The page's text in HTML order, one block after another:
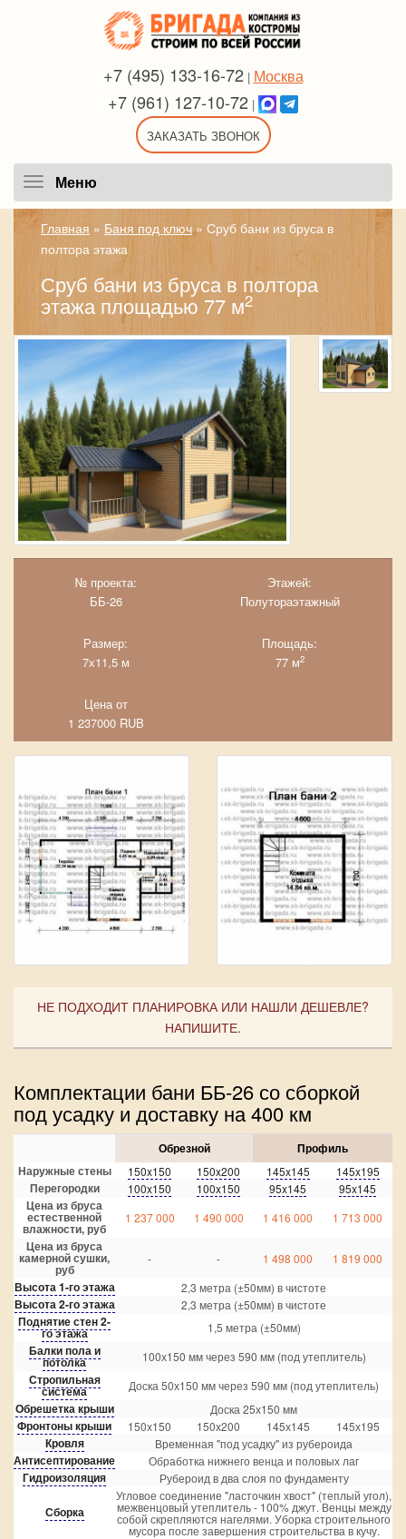
+7 (495) 133-16-72 | Москва
+7 (961) 127-10-72 |
ЗАКАЗАТЬ ЗВОНОК
Меню
Главная » Баня под ключ» Сруб бани из бруса в
полтора этажа
Сруб бани из бруса в полтора
этажа площадью 77 м2
№ проекта:
ББ-26
Этажей:
Полутораэтажный
Размер:
7х11,5 м
Площадь:
77 м2
Цена от
1 237000 RUB
НЕ ПОДХОДИТ ПЛАНИРОВКА ИЛИ НАШЛИ ДЕШЕВЛЕ?
НАПИШИТЕ.
Комплектации бани ББ-26 со сборкой
под усадку и доставку на 400 км
Обрезной
Профиль
Наружные стены
150x150 150x200 145x145 145x195
Перегородки 100x150 100x150 95x145 95x145
Цена из бруса
естественной
влажности, руб
1 237 000 1 490 000 1 416 000 1 713 000
Цена из бруса
камерной сушки,
руб
- - 1 498 000 1 819 000
Высота 1-го этажа 2,3 метра (±50мм) в чистоте
Высота 2-го этажа 2,3 метра (±50мм) в чистоте
Поднятие стен 2-
го этажа 1,5 метра (±50мм)
Балки пола и
потолка 100х150 мм через 590 мм (под утеплитель)
Стропильная
система Доска 50х150 мм через 590 мм (под утеплитель)
Обрешетка крыши Доска 25х150 мм
Фронтоны крыши 150х150 150х200 145х145 145х195
Кровля Временная "под усадку" из рубероида
Антисептирование Обработка нижнего венца и половых лаг
Гидроизоляция Рубероид в два слоя по фундаменту
Сборка
Угловое соединение "ласточкин хвост" (теплый угол),
межвенцовый утеплитель - 100% джут. Венцы между
собой скрепляются нагелями. Уборка строительного
мусора после завершения строительства в кучу.